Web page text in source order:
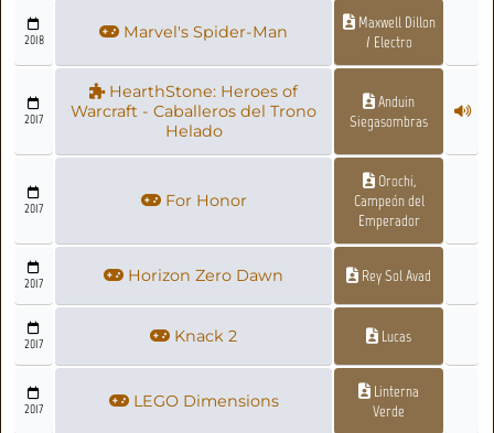
2018 Marvel's Spider-Man
Maxwell Dillon
/ Electro
2017
HearthStone: Heroes of
Warcraft - Caballeros del Trono
Helado
Anduin
Siegasombras
2017 For Honor
Orochi,
Campeón del
Emperador
2017 Horizon Zero Dawn Rey Sol Avad
2017 Knack 2 Lucas
2017 LEGO Dimensions
Linterna
Verde